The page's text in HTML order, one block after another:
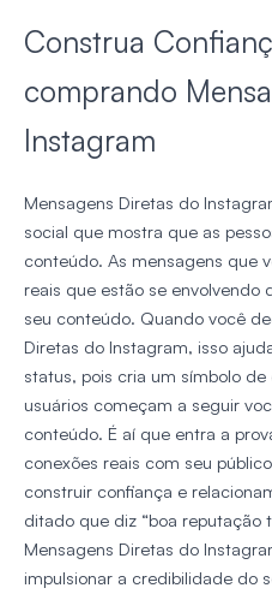
Construa
comprando
Instagram
Mensagens Diretas do
social que mostra que as
conteúdo. As mensagens que
reais que estão se envolvendo
seu conteúdo. Quando você
Diretas do Instagram, isso
status, pois cria um símbolo
usuários começam a seguir
conteúdo. É aí que entra a
conexões reais com seu
construir confiança e
ditado que diz “boa reputação
Mensagens Diretas do
impulsionar a credibilidade do